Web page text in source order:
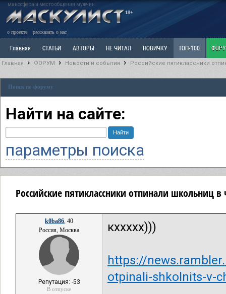
маносфера и место общения мужчин
18+
о проекте рассказать о нас
Главная СТАТЬИ АВТОРЫ НЕ ЧИТАЛ НОВИЧКУ ТОП-100
РАЗДЕЛ: Разное
Главная ФОРУМ Новости и события Российские пятиклассники
Поиск по форуму
Найти на сайте:
параметры поиска
Российские пятиклассники отпинали школьниц в
k0ba86, 40
Россия, Москва
Репутация: -53
В отпуске
кххххх)))
https://
otpinali-shkolnits-v-